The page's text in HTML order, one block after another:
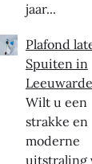
jaar...
Plafond
Spuiten in
Wilt u een
strakke en
moderne
uitstraling